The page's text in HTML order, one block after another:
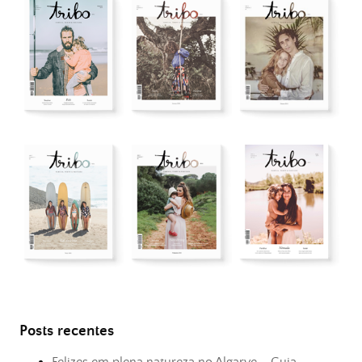
Posts recentes